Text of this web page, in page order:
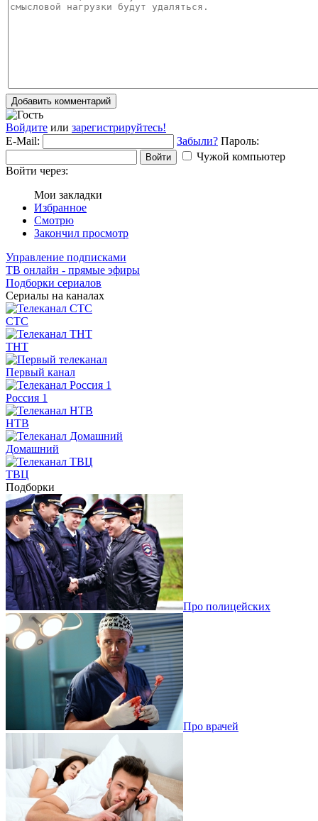
Добавить комментарий
Войдите или зарегистрируйтесь!
E-Mail:
Забыли? Пароль:
Войти
Чужой компьютер
Войти через:
Мои закладки
Избранное
Смотрю
Закончил просмотр
Управление подписками
ТВ онлайн - прямые эфиры
Подборки сериалов
Сериалы на каналах
СТС
ТНТ
Первый канал
Россия 1
НТВ
Домашний
ТВЦ
Подборки
Про полицейских
Про врачей